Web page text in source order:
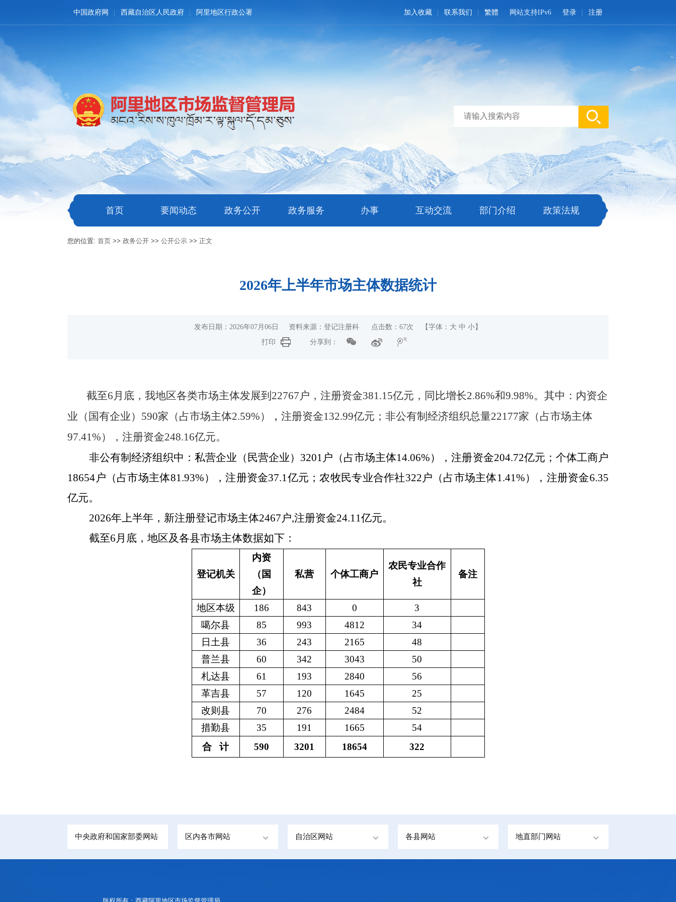
中国政府网 西藏自治区人民政府 阿里地区行政公署 登录 注册
网站支持IPv6
加入收藏 联系我们 繁體
首页 要闻动态 政务公开 政务服务 办事 互动交流 部门介绍 政策法规
您的位置:首页 >>政务公开 >>公开公示 >>正文
2026年上半年市场主体数据统计
发布日期：2026年07月06日 资料来源：登记注册科 点击数： 67次 【字体： 大 中 小 】
打印
分享到：
截至6月底，我地区各类市场主体发展到22767户，注册资金381.15亿元，同比增长2.86%和9.98%。其中：内资企
业（国有企业）590家（占市场主体2.59%）
，注册资金132.99亿元；非公有制经济组织总量22177家（占市场主体
97.41%），注册资金248.16亿元。
非公有制经济组织中：私营企业（民营企业）3201户（占市场主体14.06%）
，注册资金204.72亿元；个体工商户
18654户（占市场主体81.93%），注册资金37.1亿元；农牧民专业合作社322户（占市场主体1.41%），注册资金6.35
亿元。
2026年上半年，新注册登记市场主体2467户,注册资金24.11亿元。
截至6月底，地区及各县市场主体数据如下：
登记机关
内资
（国
企）
私营 个体工商户
农民专业合作
社
备注
地区本级 186 843 0
3
噶尔县
85 993 4812
34
日土县
36 243 2165
48
普兰县
60 342 3043
50
札达县
61 193 2840
56
革吉县
57 120 1645
25
改则县
70 276 2484
52
措勤县
35 191 1665
54
合
计 590 3201 18654 322
中央政府和国家部委网站 区内各市网站 自治区网站 各县网站 地直部门网站